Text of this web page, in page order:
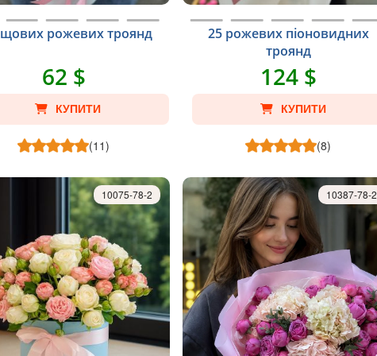
рожевих троянд
62 $
КУПИТИ
(11)
25 рожевих піоновидних
троянд
124 $
КУПИТИ
(8)
10075-78-2 10387-78-2